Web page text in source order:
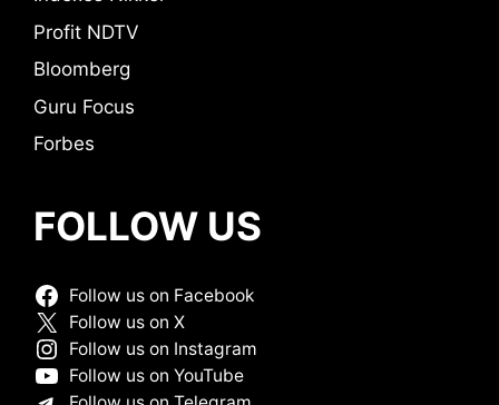
Profit NDTV
Bloomberg
Guru Focus
Forbes
FOLLOW US
Follow us on Facebook
Follow us on X
Follow us on Instagram
Follow us on YouTube